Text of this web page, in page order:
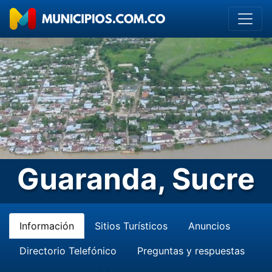
Guaranda, Sucre
Información Sitios Turísticos Anuncios
Directorio Telefónico Preguntas y respuestas